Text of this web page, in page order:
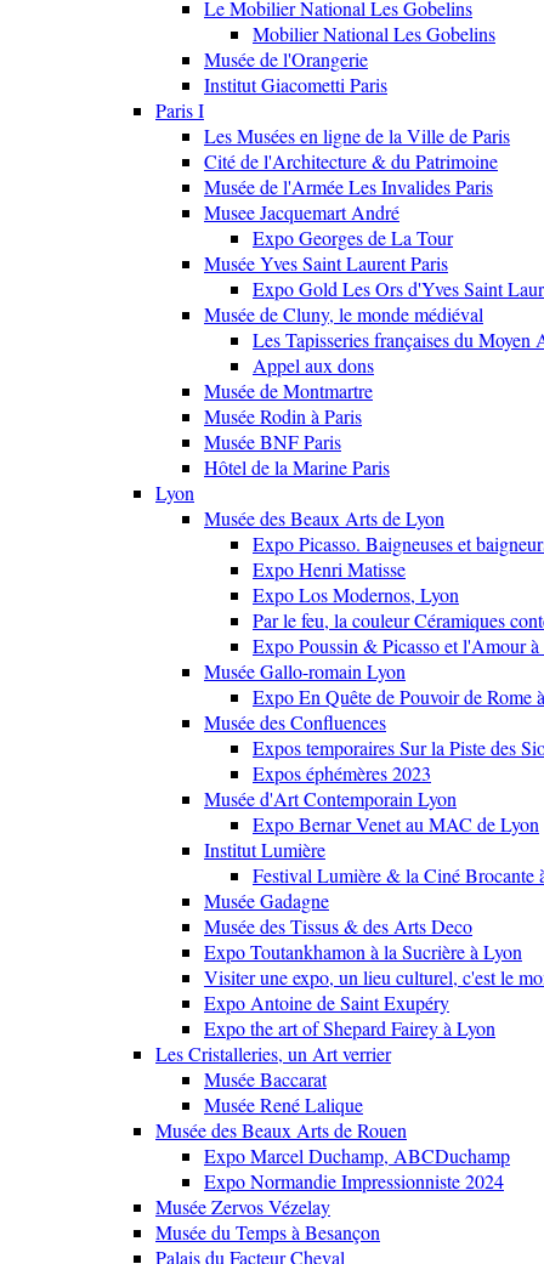
Le Mobilier National Les Gobelins
Mobilier National Les Gobelins
Musée de l'Orangerie
Institut Giacometti Paris
Paris I
Les Musées en ligne de la Ville de Paris
Cité de l'Architecture & du Patrimoine
Musée de l'Armée Les Invalides Paris
Musee Jacquemart André
Expo Georges de La Tour
Musée Yves Saint Laurent Paris
Expo Gold Les Ors d'Yves Saint
Musée de Cluny, le monde médiéval
Les Tapisseries françaises du Moyen
Appel aux dons
Musée de Montmartre
Musée Rodin à Paris
Musée BNF Paris
Hôtel de la Marine Paris
Lyon
Musée des Beaux Arts de Lyon
Expo Picasso. Baigneuses et
Expo Henri Matisse
Expo Los Modernos, Lyon
Par le feu, la couleur Céramiques
Expo Poussin & Picasso et l'Amour
Musée Gallo-romain Lyon
Expo En Quête de Pouvoir de Rome
Musée des Confluences
Expos temporaires Sur la Piste des
Expos éphémères 2023
Musée d'Art Contemporain Lyon
Expo Bernar Venet au MAC de Lyon
Institut Lumière
Festival Lumière & la Ciné Brocante
Musée Gadagne
Musée des Tissus & des Arts Deco
Expo Toutankhamon à la Sucrière à Lyon
Visiter une expo, un lieu culturel, c'est le
Expo Antoine de Saint Exupéry
Expo the art of Shepard Fairey à Lyon
Les Cristalleries, un Art verrier
Musée Baccarat
Musée René Lalique
Musée des Beaux Arts de Rouen
Expo Marcel Duchamp, ABCDuchamp
Expo Normandie Impressionniste 2024
Musée Zervos Vézelay
Musée du Temps à Besançon
Palais du Facteur Cheval